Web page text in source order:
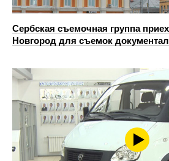
Сербская съемочная группа
Новгород для съемок